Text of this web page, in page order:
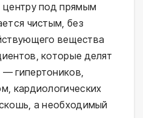
центру под прямым
чистым, без
вещества
которые делят
гипертоников,
кардиологических
а необходимый